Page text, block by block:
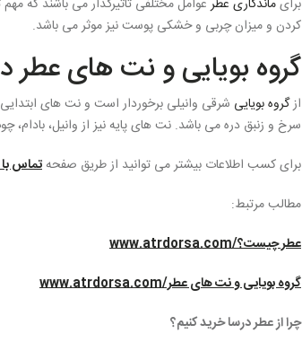
برایماندگاری عطرعوامل مختلفی تاثیرگذار می باشند که
کردن و میزان چربی و خشکی پوست نیز موثر می باشد.
گروه بویایی و نت های عطر
ازگروه بویایی
سرخ و زنبق دره می باشد. نت های پایه نیز از وانیل،
برای کسب اطلاعات بیشتر می توانید از طریق صفحهتماس با
مطالب مرتبط:
عطر چیست؟/www.atrdorsa.com
گروه بویایی و نت های عطر/www.atrdorsa.com
چرا از عطر درسا خرید کنیم؟